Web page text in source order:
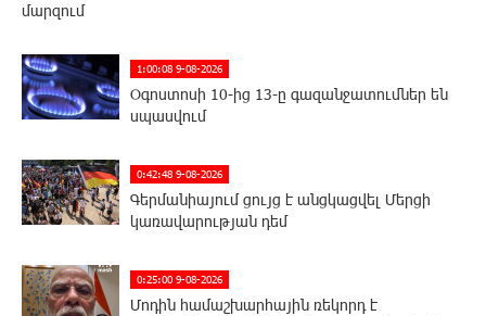
մարզում
1:00:08 9-08-2026
Օգոստոսի 10-ից 13-ը գազանջատումներ են
սպասվում
0:42:48 9-08-2026
Գերմանիայում ցույց է անցկացվել Մերցի
կառավարության դեմ
0:25:00 9-08-2026
Մոդին համաշխարհային ռեկորդ է